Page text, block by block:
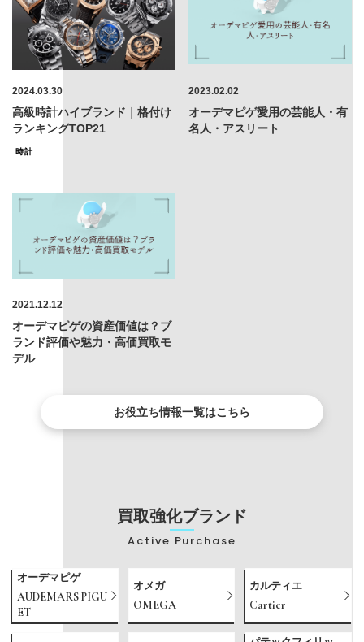
2024.03.30
高級時計ハイブランド｜格付け
ランキングTOP21
時計
2023.02.02
オーデマピゲ愛用の芸能人・有
名人・アスリート
2021.12.12
オーデマピゲの資産価値は？ブ
ランド評価や魅力・高価買取モ
デル
お役立ち情報一覧はこちら
買取強化ブランド
Active Purchase
オーデマピゲ
AUDEMARS PIGU
ET
オメガ
OMEGA
カルティエ
Cartier